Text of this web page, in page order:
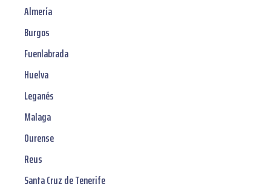
Almería
Burgos
Fuenlabrada
Huelva
Leganés
Malaga
Ourense
Reus
Santa Cruz de Tenerife